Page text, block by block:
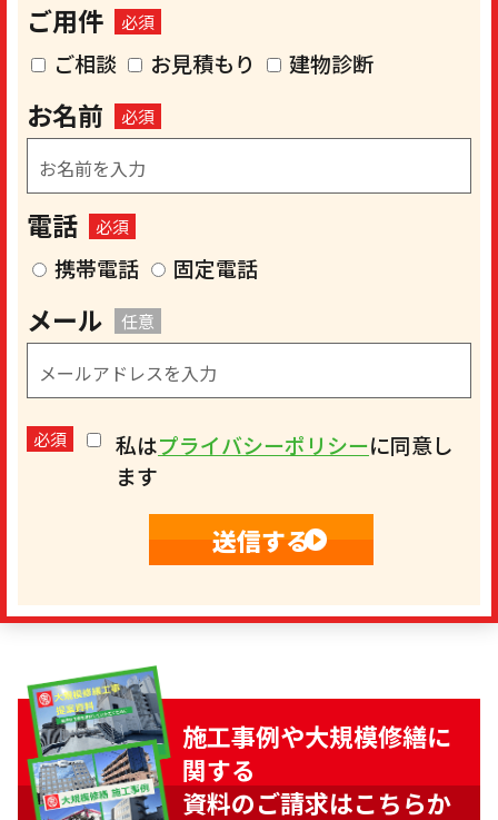
ご用件 必須
ご相談 お見積もり 建物診断
お名前 必須
電話 必須
携帯電話 固定電話
メール 任意
必須 私はプライバシーポリシーに同意し
ます
施工事例や大規模修繕に
関する
資料のご請求はこちらか